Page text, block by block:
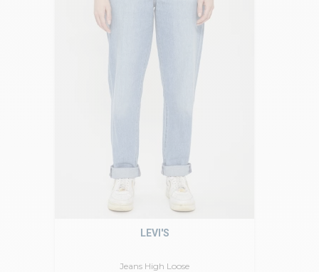
Jeans High Loose
LEVI'S